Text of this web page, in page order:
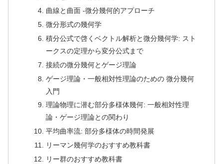
曲線と曲面 -微分幾何的アプローチ
微分形式の幾何学
積分公式で啓くベクトル解析と微分幾何学: スト
ークスの定理から変分公式まで
接続の微分幾何とゲージ理論
ゲージ理論・一般相対性理論のための 微分幾何
入門
理論物理に潜む部分多様体幾何: 一般相対性理
論・ゲージ理論との関わり
平均曲率流: 部分多様体の時間発展
リーマン幾何学のおすすめ教科書
リー群のおすすめ教科書